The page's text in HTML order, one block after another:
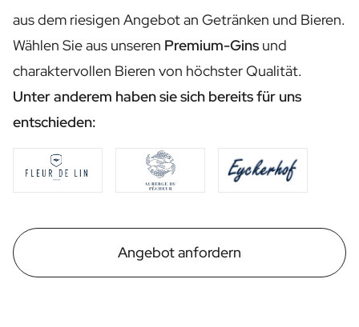
Personalisiertes Verwöhnpaket
Alle Geschenksets ansehen
Mini-Produkte
Magnum XL Flaschen
Geburtstagsgeschenke
Geburtstagsgeschenk
Fotogeschenk
Partygeschenk
Einweihungsgeschenk
Abschiedsgeschenk
Danke Geschenk zur Kommunion
Black Friday Geschenk
aus dem riesigen Angebot an Getränken und Bieren.
Wählen Sie aus unseren Premium-Gins und
charaktervollen Bieren von höchster Qualität.
Unter anderem haben sie sich bereits für uns
entschieden:
Angebot anfordern